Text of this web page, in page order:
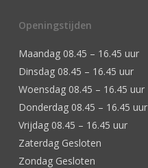
Openingstijden
Maandag 08.45 – 16.45 uur
Dinsdag 08.45 – 16.45 uur
Woensdag 08.45 – 16.45 uur
Donderdag 08.45 – 16.45 uur
Vrijdag 08.45 – 16.45 uur
Zaterdag Gesloten
Zondag Gesloten